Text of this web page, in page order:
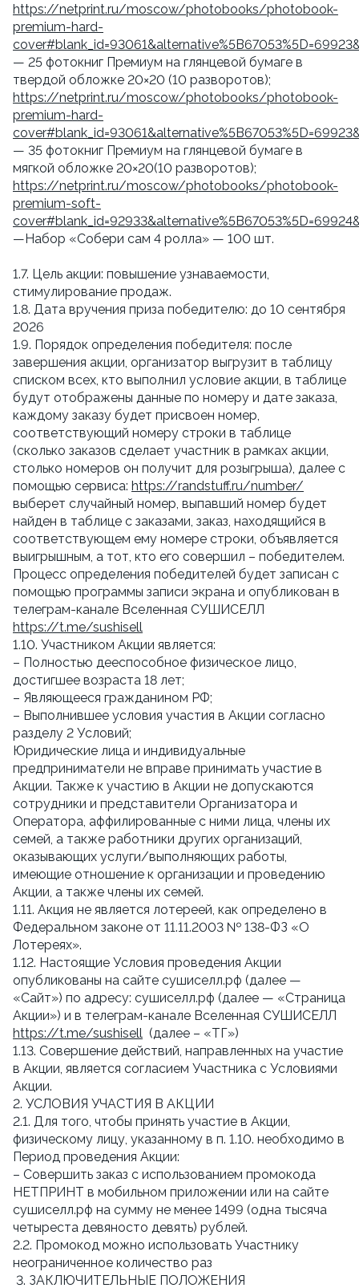
https://netprint.ru/moscow/photobooks/photobook-
premium-hard-
— 25 фотокниг Премиум на глянцевой бумаге в
твердой обложке 20×20 (10 разворотов);
https://netprint.ru/moscow/photobooks/photobook-
premium-hard-
— 35 фотокниг Премиум на глянцевой бумаге в
мягкой обложке 20×20(10 разворотов);
https://netprint.ru/moscow/photobooks/photobook-
premium-soft-
—Набор «Собери сам 4 ролла» — 100 шт.
1.7. Цель акции: повышение узнаваемости,
стимулирование продаж.
1.8. Дата вручения приза победителю: до 10 сентября
2026
1.9. Порядок определения победителя: после
завершения акции, организатор выгрузит в таблицу
списком всех, кто выполнил условие акции, в таблице
будут отображены данные по номеру и дате заказа,
каждому заказу будет присвоен номер,
соответствующий номеру строки в таблице
(сколько заказов сделает участник в рамках акции,
столько номеров он получит для розыгрыша), далее с
помощью сервиса: https://randstuff.ru/number/
выберет случайный номер, выпавший номер будет
найден в таблице с заказами, заказ, находящийся в
соответствующем ему номере строки, объявляется
выигрышным, а тот, кто его совершил – победителем.
Процесс определения победителей будет записан с
помощью программы записи экрана и опубликован в
телеграм-канале Вселенная СУШИСЕЛЛ
https://t.me/sushisell
1.10. Участником Акции является:
– Полностью дееспособное физическое лицо,
достигшее возраста 18 лет;
– Являющееся гражданином РФ;
– Выполнившее условия участия в Акции согласно
разделу 2 Условий;
Юридические лица и индивидуальные
предприниматели не вправе принимать участие в
Акции. Также к участию в Акции не допускаются
сотрудники и представители Организатора и
Оператора, аффилированные с ними лица, члены их
семей, а также работники других организаций,
оказывающих услуги/выполняющих работы,
имеющие отношение к организации и проведению
Акции, а также члены их семей.
1.11. Акция не является лотереей, как определено в
Федеральном законе от 11.11.2003 № 138-ФЗ «О
Лотереях».
1.12. Настоящие Условия проведения Акции
опубликованы на сайте сушиселл.рф (далее —
«Сайт») по адресу: сушиселл.рф (далее — «Страница
Акции») и в телеграм-канале Вселенная СУШИСЕЛЛ
https://t.me/sushisell (далее – «ТГ»)
1.13. Совершение действий, направленных на участие
в Акции, является согласием Участника с Условиями
Акции.
2. УСЛОВИЯ УЧАСТИЯ В АКЦИИ
2.1. Для того, чтобы принять участие в Акции,
физическому лицу, указанному в п. 1.10. необходимо в
Период проведения Акции:
– Совершить заказ с использованием промокода
НЕТПРИНТ в мобильном приложении или на сайте
сушиселл.рф на сумму не менее 1499 (одна тысяча
четыреста девяносто девять) рублей.
2.2. Промокод можно использовать Участнику
неограниченное количество раз
3. ЗАКЛЮЧИТЕЛЬНЫЕ ПОЛОЖЕНИЯ